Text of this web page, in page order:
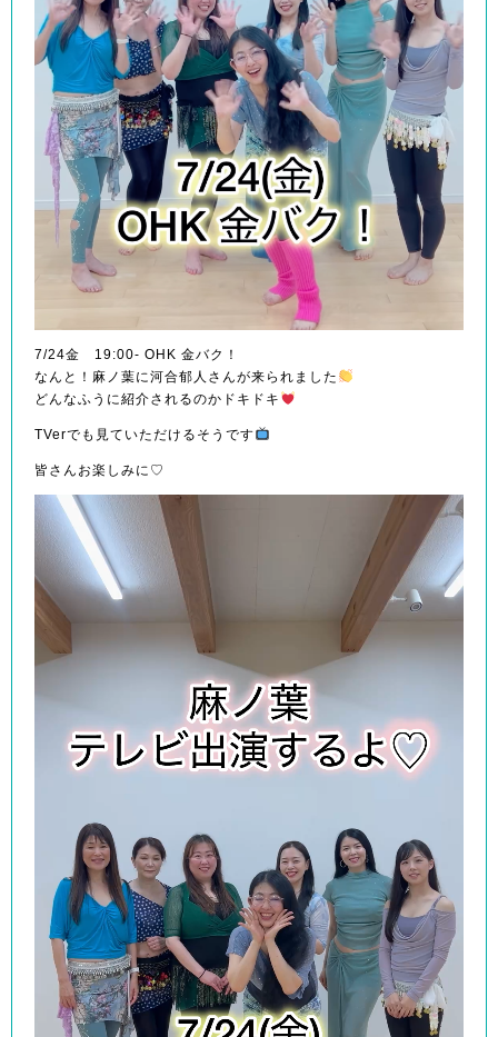
7/24金 19:00- OHK 金バク！
なんと！麻ノ葉に河合郁人さんが来られました
どんなふうに紹介されるのかドキドキ
TVerでも見ていただけるそうです
皆さんお楽しみに♡